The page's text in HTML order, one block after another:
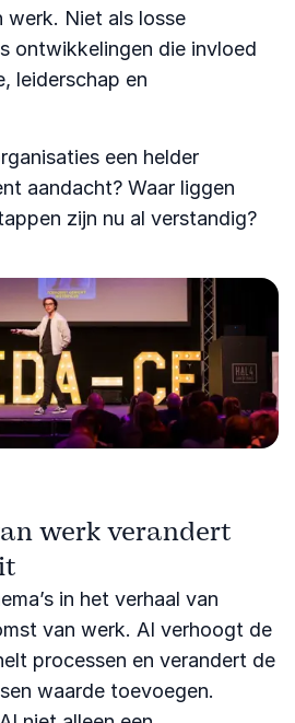
werk. Niet als losse
ontwikkelingen die invloed
leiderschap en
een helder
aandacht? Waar liggen
zijn nu al verstandig?
werk verandert
in het verhaal van
van werk. AI verhoogt de
processen en verandert de
waarde toevoegen.